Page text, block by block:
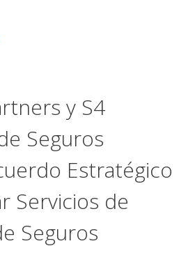
y S4
Seguros
Estratégico
Servicios de
Seguros